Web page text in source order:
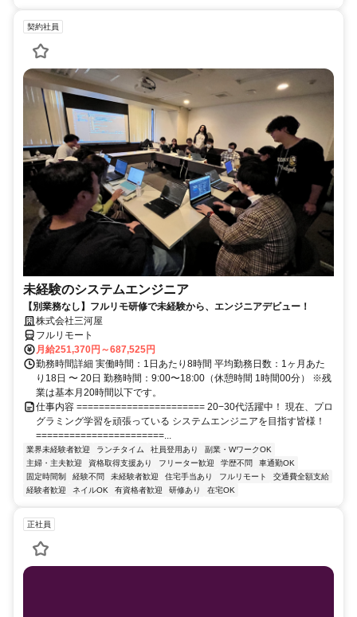
契約社員
未経験のシステムエンジニア
【別業務なし】フルリモ研修で未経験から、エンジニアデビュー！
株式会社三河屋
フルリモート
月給251,370円～687,525円
勤務時間詳細 実働時間：1日あたり8時間 平均勤務日数：1ヶ月あた
り18日 〜 20日 勤務時間：9:00〜18:00（休憩時間 1時間00分） ※残
業は基本月20時間以下です。
仕事内容 ======================= 20−30代活躍中！ 現在、プロ
グラミング学習を頑張っている システムエンジニアを目指す皆様！
=======================...
業界未経験者歓迎 ランチタイム 社員登用あり
副業・WワークOK
主婦・主夫歓迎
資格取得支援あり フリーター歓迎 学歴不問
車通勤OK
固定時間制
経験不問 未経験者歓迎 住宅手当あり フルリモート
交通費全額支給
経験者歓迎
ネイルOK 有資格者歓迎 研修あり 在宅OK
正社員